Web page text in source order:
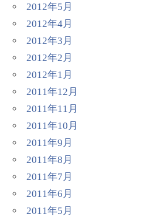
2012年5月
2012年4月
2012年3月
2012年2月
2012年1月
2011年12月
2011年11月
2011年10月
2011年9月
2011年8月
2011年7月
2011年6月
2011年5月